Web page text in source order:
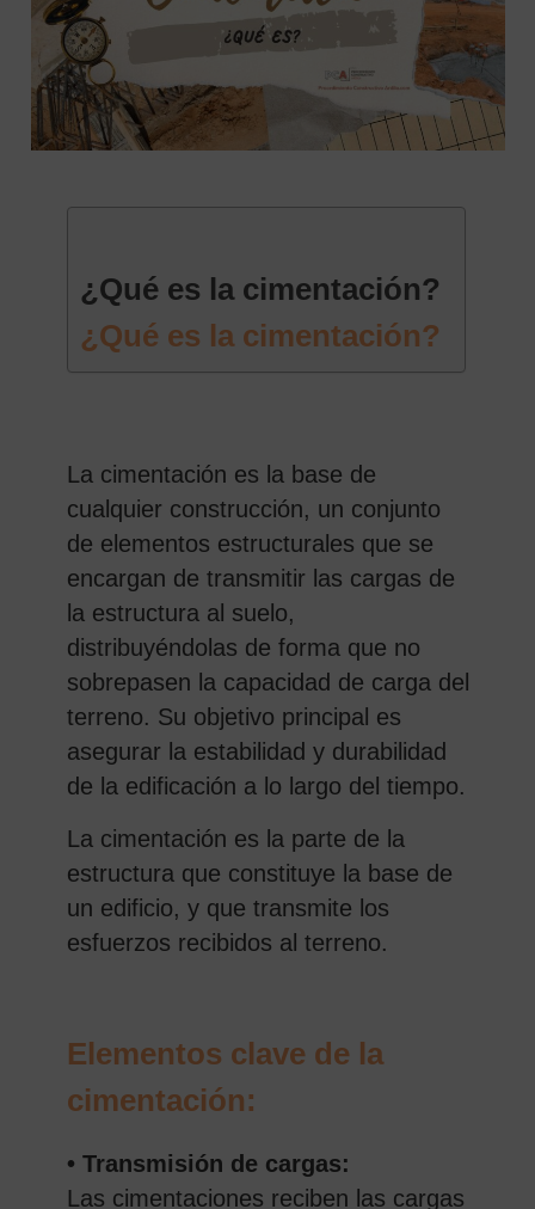
¿Qué es la cimentación?
¿Qué es la cimentación?
La cimentación es la base de
cualquier construcción, un conjunto
de elementos estructurales que se
encargan de transmitir las cargas de
la estructura al suelo,
distribuyéndolas de forma que no
sobrepasen la capacidad de carga del
terreno. Su objetivo principal es
asegurar la estabilidad y durabilidad
de la edificación a lo largo del tiempo.
La cimentación es la parte de la
estructura que constituye la base de
un edificio, y que transmite los
esfuerzos recibidos al terreno.
Elementos clave de la
cimentación:
• Transmisión de cargas:
Las cimentaciones reciben las cargas